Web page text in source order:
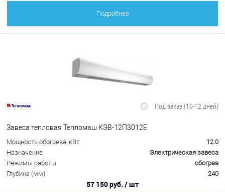
Подробнее
Под заказ (10-12 дней)
Завеса тепловая Тепломаш КЭВ-12П3012Е
Мощность обогрева, кВт:
12.0
Назначение
Электрическая завеса
Режимы работы
обогрев
Глубина (мм)
240
57 150 руб. / шт